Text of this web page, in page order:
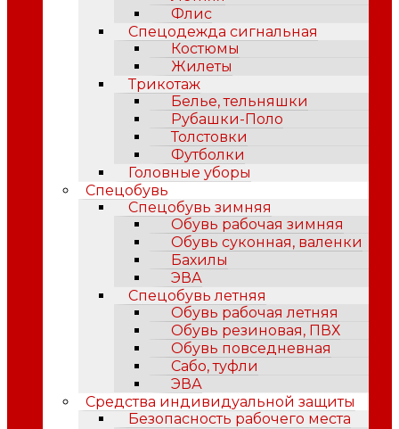
Флис
Спецодежда сигнальная
Костюмы
Жилеты
Трикотаж
Белье, тельняшки
Рубашки-Поло
Толстовки
Футболки
Головные уборы
Спецобувь
Спецобувь зимняя
Обувь рабочая зимняя
Обувь суконная, валенки
Бахилы
ЭВА
Спецобувь летняя
Обувь рабочая летняя
Обувь резиновая, ПВХ
Обувь повседневная
Сабо, туфли
ЭВА
Средства индивидуальной защиты
Безопасность рабочего места